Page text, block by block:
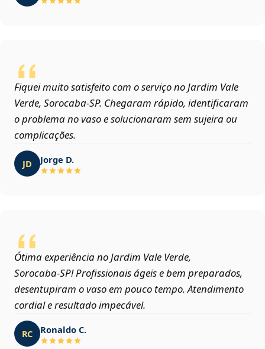
Fiquei muito satisfeito com o serviço no Jardim Vale
Verde, Sorocaba‑SP. Chegaram rápido, identificaram
o problema no vaso e solucionaram sem sujeira ou
complicações.
JD Jorge D.
Ótima experiência no Jardim Vale Verde,
Sorocaba‑SP! Profissionais ágeis e bem preparados,
desentupiram o vaso em pouco tempo. Atendimento
cordial e resultado impecável.
RC Ronaldo C.